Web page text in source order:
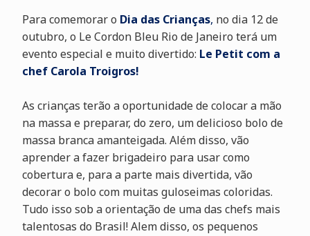
Para comemorar o Dia das Crianças, no dia 12 de
outubro, o Le Cordon Bleu Rio de Janeiro terá um
evento especial e muito divertido: Le Petit com a
chef Carola Troigros!
As crianças terão a oportunidade de colocar a mão
na massa e preparar, do zero, um delicioso bolo de
massa branca amanteigada. Além disso, vão
aprender a fazer brigadeiro para usar como
cobertura e, para a parte mais divertida, vão
decorar o bolo com muitas guloseimas coloridas.
Tudo isso sob a orientação de uma das chefs mais
talentosas do Brasil! Alem disso, os pequenos